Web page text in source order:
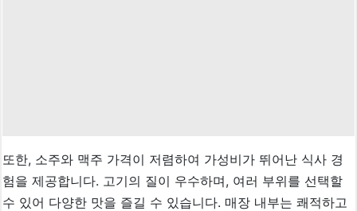
또한, 소주와 맥주 가격이 저렴하여 가성비가 뛰어난 식사 경
험을 제공합니다. 고기의 질이 우수하며, 여러 부위를 선택할
수 있어 다양한 맛을 즐길 수 있습니다. 매장 내부는 쾌적하고